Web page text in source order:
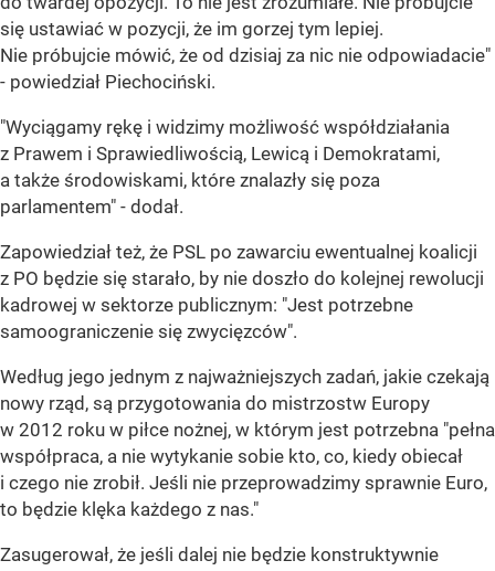
się ustawiać w pozycji, że im gorzej tym lepiej.
Nie próbujcie mówić, że od dzisiaj za nic nie odpowiadacie"
- powiedział Piechociński.
"Wyciągamy rękę i widzimy możliwość współdziałania
z Prawem i Sprawiedliwością, Lewicą i Demokratami,
a także środowiskami, które znalazły się poza
parlamentem" - dodał.
Zapowiedział też, że PSL po zawarciu ewentualnej koalicji
z PO będzie się starało, by nie doszło do kolejnej rewolucji
kadrowej w sektorze publicznym: "Jest potrzebne
samoograniczenie się zwycięzców".
Według jego jednym z najważniejszych zadań, jakie czekają
nowy rząd, są przygotowania do mistrzostw Europy
w 2012 roku w piłce nożnej, w którym jest potrzebna "pełna
współpraca, a nie wytykanie sobie kto, co, kiedy obiecał
i czego nie zrobił. Jeśli nie przeprowadzimy sprawnie Euro,
to będzie klęka każdego z nas."
Zasugerował, że jeśli dalej nie będzie konstruktywnie